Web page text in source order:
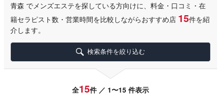
青森 でメンズエステを探している方向けに、料金・口コミ・在
籍セラピスト数・営業時間を比較しながらおすすめ店 15件を紹
介します。
検索条件を絞り込む
全15件 ／ 1〜15 件表示